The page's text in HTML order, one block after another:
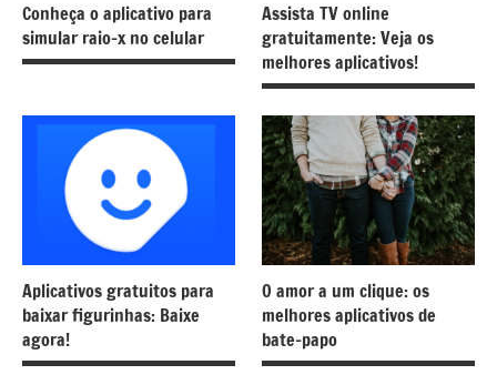
Conheça o aplicativo para
simular raio-x no celular
Assista TV online
gratuitamente: Veja os
melhores aplicativos!
Aplicativos gratuitos para
baixar figurinhas: Baixe
agora!
O amor a um clique: os
melhores aplicativos de
bate-papo